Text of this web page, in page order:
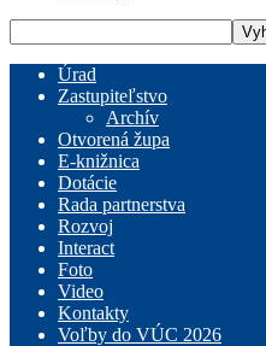
Úrad
Zastupiteľstvo
Archív
Otvorená župa
E-knižnica
Dotácie
Rada partnerstva
Rozvoj
Interact
Foto
Video
Kontakty
Voľby do VÚC 2026